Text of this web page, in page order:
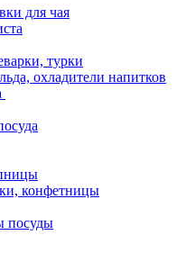
для чая
турки
охладители напитков
конфетницы
посуды